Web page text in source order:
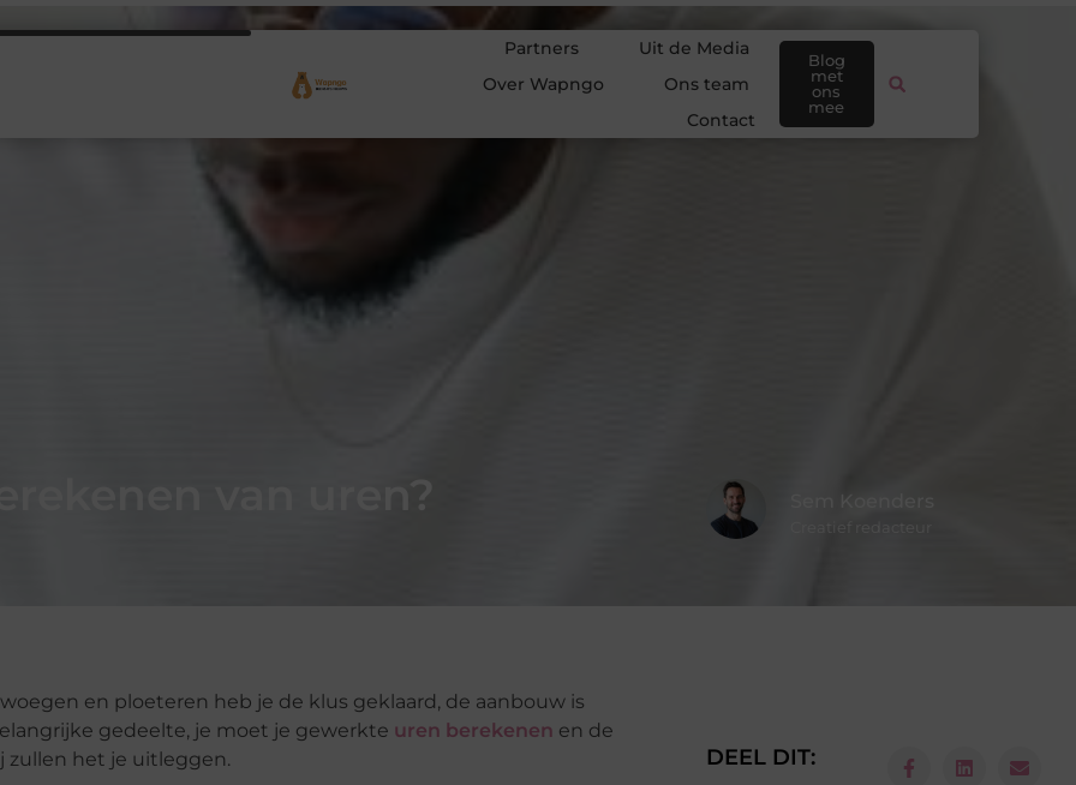
Partners
Uit de Media
Over Wapngo
Ons team
Contact
Blog
met
ons
mee
Sem Koenders
en ploeteren heb je de klus geklaard, de aanbouw is
gedeelte, je moet je gewerkte uren berekenen en de
zullen het je uitleggen.
DEEL DIT: